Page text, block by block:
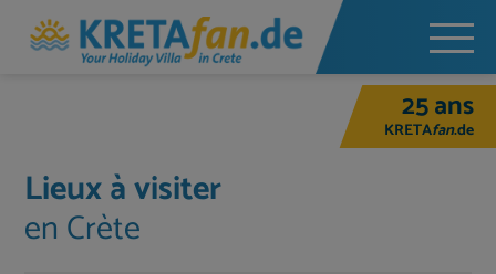
25 ans
KRETAfan.de
Lieux à visiter
en Crète